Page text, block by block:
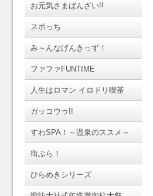
お元気さまばんざい!!
スポっち
み～んなげんきっず！
ファファFUNTIME
人生はロマン イロドリ喫茶
ガッコウゥ!!
すわSPA！～温泉のススメ～
街ぶら！
ひらめきシリーズ